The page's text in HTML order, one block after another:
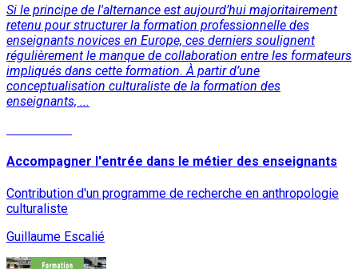
Si le principe de l'alternance est aujourd’hui majoritairement
retenu pour structurer la formation professionnelle des
enseignants novices en Europe, ces derniers soulignent
régulièrement le manque de collaboration entre les formateurs
impliqués dans cette formation. À partir d’une
conceptualisation culturaliste de la formation des
enseignants, ...
Accompagner l'entrée dans le métier des enseignants
Contribution d'un programme de recherche en anthropologie
culturaliste
Guillaume Escalié